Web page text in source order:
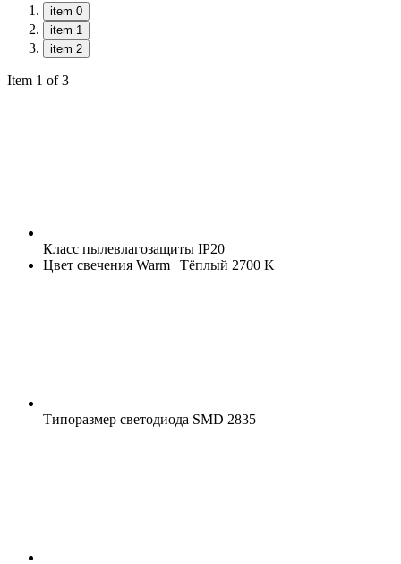
item 0
item 1
item 2
Item 1 of 3
Класс пылевлагозащиты IP20
Цвет свечения Warm | Тёплый 2700 K
Типоразмер светодиода SMD 2835